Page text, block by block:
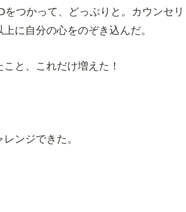
つかって、どっぷりと。カウンセリ
に自分の心をのぞき込んだ。
と、これだけ増えた！
ンジできた。